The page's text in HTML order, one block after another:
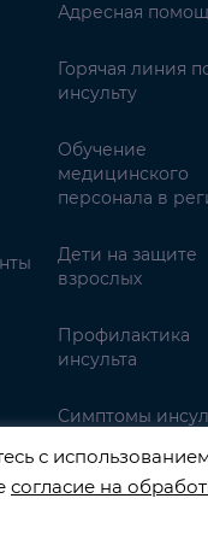
Адресная
Горячая линия
инсульту
Обучение
медицинского
персонала в
Дети на защите
взрослых
Профилактика
инсульта
Симптомы
133540
с
согласие на